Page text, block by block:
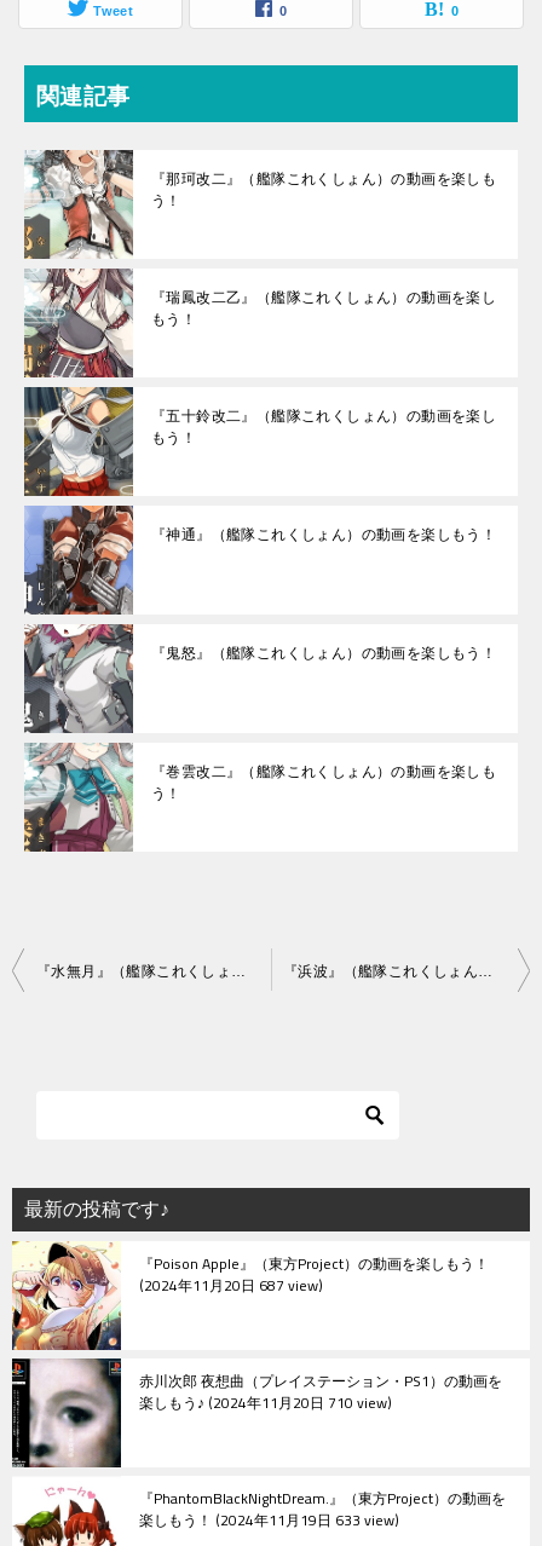
Tweet 0 0
関連記事
『那珂改二』（艦隊これくしょん）の動画を楽しも
う！
『瑞鳳改二乙』（艦隊これくしょん）の動画を楽し
もう！
『五十鈴改二』（艦隊これくしょん）の動画を楽し
もう！
『神通』（艦隊これくしょん）の動画を楽しもう！
『鬼怒』（艦隊これくしょん）の動画を楽しもう！
『巻雲改二』（艦隊これくしょん）の動画を楽しも
う！
投
シ
ョ
ン
最新の投稿です♪
『Poison Apple』（東方Project）の動画を楽しもう！
2024年11月20日 687 view
赤川次郎 夜想曲（プレイステーション・PS1）の動画を
楽しもう♪ 2024年11月20日 710 view
『PhantomBlackNightDream.』（東方Project）の動画を
楽しもう！ 2024年11月19日 633 view